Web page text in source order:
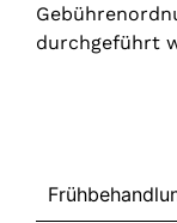
Kinder
durchgeführt